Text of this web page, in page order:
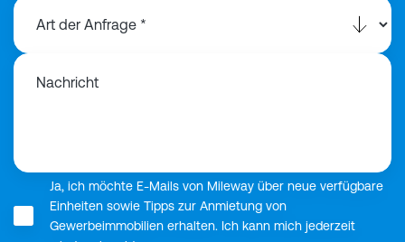
Nachricht
Ja, ich möchte E-Mails von Mileway über neue verfügbare
Einheiten sowie Tipps zur Anmietung von
Gewerbeimmobilien erhalten. Ich kann mich jederzeit